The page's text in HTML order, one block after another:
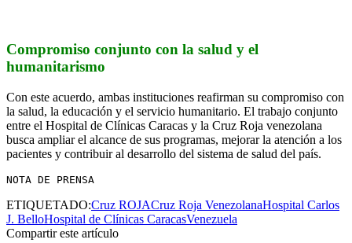
Compromiso conjunto con la salud y el
humanitarismo
Con este acuerdo, ambas instituciones reafirman su compromiso con
la salud, la educación y el servicio humanitario. El trabajo conjunto
entre el Hospital de Clínicas Caracas y la Cruz Roja venezolana
busca ampliar el alcance de sus programas, mejorar la atención a los
pacientes y contribuir al desarrollo del sistema de salud del país.
NOTA DE PRENSA
ETIQUETADO:Cruz ROJACruz Roja VenezolanaHospital Carlos
J. BelloHospital de Clínicas CaracasVenezuela
Compartir este artículo